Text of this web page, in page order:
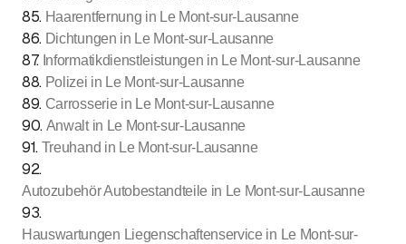
85. Haarentfernung in Le Mont-sur-Lausanne
86. Dichtungen in Le Mont-sur-Lausanne
87. Informatikdienstleistungen in Le Mont-sur-Lausanne
88. Polizei in Le Mont-sur-Lausanne
89. Carrosserie in Le Mont-sur-Lausanne
90. Anwalt in Le Mont-sur-Lausanne
91. Treuhand in Le Mont-sur-Lausanne
92.
Autozubehör Autobestandteile in Le Mont-sur-Lausanne
93.
Hauswartungen Liegenschaftenservice in Le Mont-sur-